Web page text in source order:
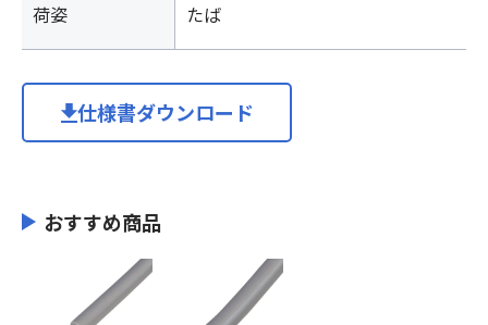
荷姿 たば
仕様書ダウンロード
おすすめ商品